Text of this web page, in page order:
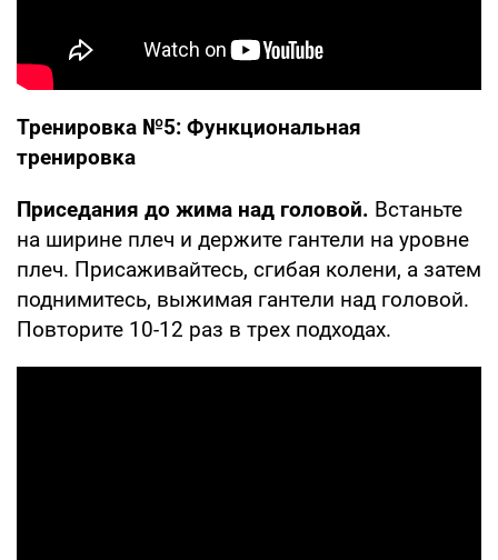
Тренировка №5: Функциональная
тренировка
Приседания до жима над головой. Встаньте
на ширине плеч и держите гантели на уровне
плеч. Присаживайтесь, сгибая колени, а затем
поднимитесь, выжимая гантели над головой.
Повторите 10-12 раз в трех подходах.